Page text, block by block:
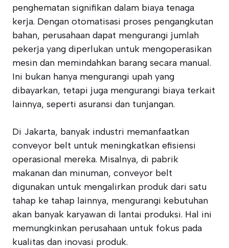
penghematan signifikan dalam biaya tenaga
kerja. Dengan otomatisasi proses pengangkutan
bahan, perusahaan dapat mengurangi jumlah
pekerja yang diperlukan untuk mengoperasikan
mesin dan memindahkan barang secara manual.
Ini bukan hanya mengurangi upah yang
dibayarkan, tetapi juga mengurangi biaya terkait
lainnya, seperti asuransi dan tunjangan.
Di Jakarta, banyak industri memanfaatkan
conveyor belt untuk meningkatkan efisiensi
operasional mereka. Misalnya, di pabrik
makanan dan minuman, conveyor belt
digunakan untuk mengalirkan produk dari satu
tahap ke tahap lainnya, mengurangi kebutuhan
akan banyak karyawan di lantai produksi. Hal ini
memungkinkan perusahaan untuk fokus pada
kualitas dan inovasi produk.